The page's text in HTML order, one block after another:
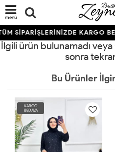
menü
SİPARİŞLERİNİZDE KARGO
İlgili ürün bulunamadı veya
sonra
Bu Ürünler
KARGO
BEDAVA